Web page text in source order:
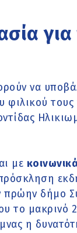
να
τους
με
δήμο
το
η